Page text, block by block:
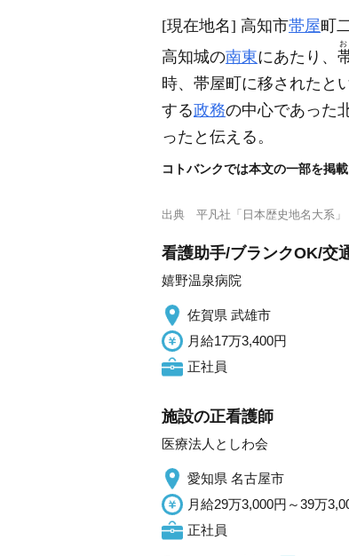
[現在地名] 高知市帯屋町
高知城の南東にあたり、
時、帯屋町に移されたと
する政務の中心であった
ったと伝える。
コトバンクでは本文の一部を掲
出典 平凡社「日本歴史地名大系」
看護助手/ブランクOK/交
嬉野温泉病院
佐賀県 武雄市
月給17万3,400円
正社員
施設の正看護師
医療法人としわ会
愛知県 名古屋市
月給29万3,000円～39万
正社員